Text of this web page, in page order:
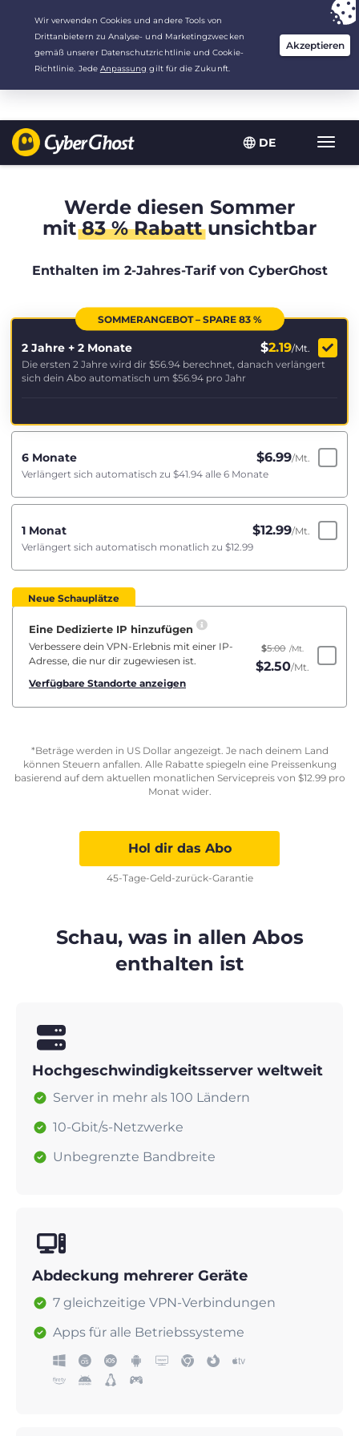
DE
Deine Wahl:Der beste Deal für 2.1666666666667 Jahre zu $
/Monat
Werde diesen Sommer
mit83 % Rabattunsichtbar
Enthalten im 2-Jahres-Tarif von CyberGhost
SOMMERANGEBOT – SPARE 83 %
2 Jahre + 2 Monate $2.19/Mt.
Die ersten 2 Jahre wird dir $56.94 berechnet, danach verlängert
sich dein Abo automatisch um $56.94 pro Jahr
6 Monate $6.99/Mt.
Verlängert sich automatisch zu $41.94 alle 6 Monate
1 Monat $12.99/Mt.
Verlängert sich automatisch monatlich zu $12.99
Neue Schauplätze
Eine Dedizierte IP hinzufügen
Verbessere dein VPN-Erlebnis mit einer IP-
Adresse, die nur dir zugewiesen ist.
Verfügbare Standorte anzeigen
$5.00 /Mt.
$2.50/Mt.
*Beträge werden in US Dollar angezeigt. Je nach deinem Land
können Steuern anfallen. Alle Rabatte spiegeln eine Preissenkung
basierend auf dem aktuellen monatlichen Servicepreis von $12.99pro
Monat wider.
Hol dir das Abo
45-Tage-Geld-zurück-Garantie
Schau, was in allen Abos
enthalten ist
Hochgeschwindigkeitsserver weltweit
Server in mehr als 100 Ländern
10-Gbit/s-Netzwerke
Unbegrenzte Bandbreite
Abdeckung mehrerer Geräte
7 gleichzeitige VPN-Verbindungen
Apps für alle Betriebssysteme